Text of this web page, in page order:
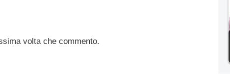
volta che commento.